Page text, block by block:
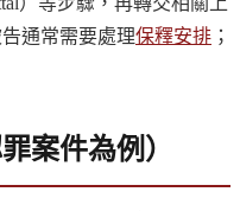
通常需要處理保釋安排 ；
案件為例）